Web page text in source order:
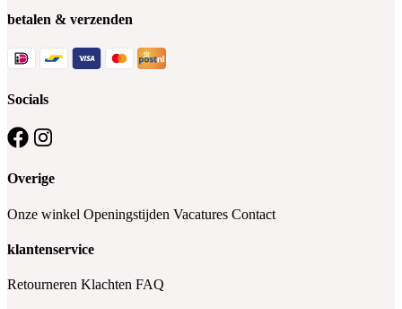
betalen & verzenden
Socials
Overige
Onze winkel Openingstijden Vacatures Contact
klantenservice
Retourneren Klachten FAQ